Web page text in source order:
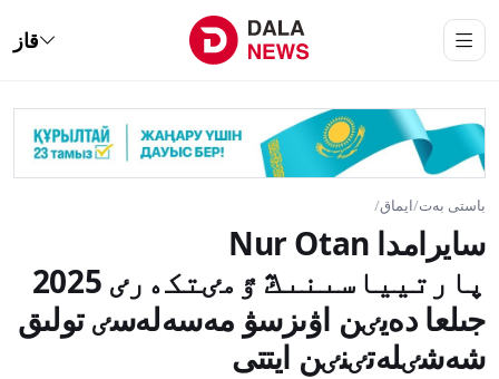
قاز
باستى بەت/ايماق/
سايرامدا Nur Otan
پارتيياسىنىڭ ٷمٸتكەرٸ 2025
جىلعا دەيٸن اۋىزسۋ مەسەلەسٸ تولىق
شەشٸلەتٸنٸن ايتتى